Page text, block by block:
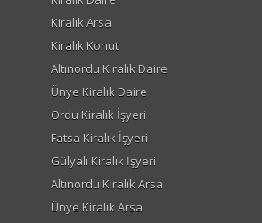
Kiralık Arsa
Kiralık Konut
Altınordu Kiralık Daire
Ünye Kiralık Daire
Ordu Kiralık İşyeri
Fatsa Kiralık İşyeri
Gülyalı Kiralık İşyeri
Altınordu Kiralık Arsa
Ünye Kiralık Arsa